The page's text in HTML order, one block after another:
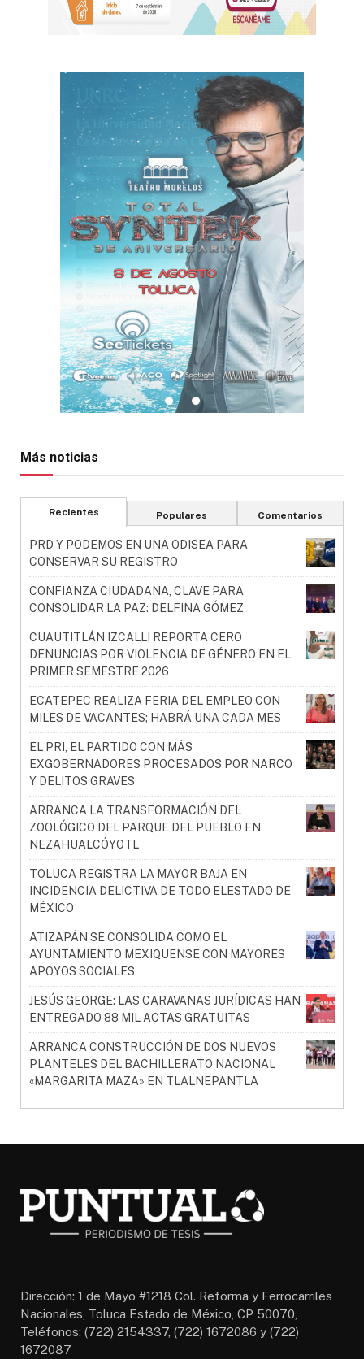
Más noticias
Recientes Populares Comentarios
PRD Y PODEMOS EN UNA ODISEA PARA
CONSERVAR SU REGISTRO
CONFIANZA CIUDADANA, CLAVE PARA
CONSOLIDAR LA PAZ: DELFINA GÓMEZ
CUAUTITLÁN IZCALLI REPORTA CERO
DENUNCIAS POR VIOLENCIA DE GÉNERO EN EL
PRIMER SEMESTRE 2026
ECATEPEC REALIZA FERIA DEL EMPLEO CON
MILES DE VACANTES; HABRÁ UNA CADA MES
EL PRI, EL PARTIDO CON MÁS
EXGOBERNADORES PROCESADOS POR NARCO
Y DELITOS GRAVES
ARRANCA LA TRANSFORMACIÓN DEL
ZOOLÓGICO DEL PARQUE DEL PUEBLO EN
NEZAHUALCÓYOTL
TOLUCA REGISTRA LA MAYOR BAJA EN
INCIDENCIA DELICTIVA DE TODO ELESTADO DE
MÉXICO
ATIZAPÁN SE CONSOLIDA COMO EL
AYUNTAMIENTO MEXIQUENSE CON MAYORES
APOYOS SOCIALES
JESÚS GEORGE: LAS CARAVANAS JURÍDICAS HAN
ENTREGADO 88 MIL ACTAS GRATUITAS
ARRANCA CONSTRUCCIÓN DE DOS NUEVOS
PLANTELES DEL BACHILLERATO NACIONAL
«MARGARITA MAZA» EN TLALNEPANTLA
Dirección: 1 de Mayo #1218 Col. Reforma y Ferrocarriles
Nacionales, Toluca Estado de México, CP 50070,
Teléfonos: (722) 2154337, (722) 1672086 y (722)
1672087